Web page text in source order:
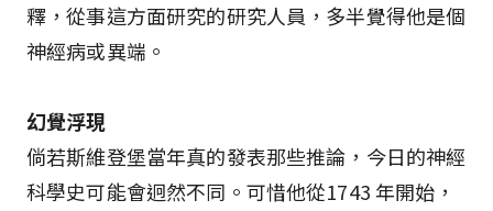
釋，從事這方面研究的研究人員，多半覺得他是個
神經病或異端。
幻覺浮現
倘若斯維登堡當年真的發表那些推論，今日的神經
科學史可能會迥然不同。可惜他從1743 年開始，